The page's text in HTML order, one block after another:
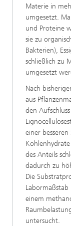
Materie in
umgesetzt.
und Proteine
sie zu
Bakterien),
schließlich zu
umgesetzt
Nach
aus
den
einer
des Anteils
dadurch zu
Die
einem
untersucht.